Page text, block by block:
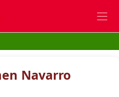
Navarro